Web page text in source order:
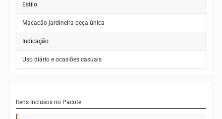
Estilo
Macacão jardineira peça única
Indicação
Uso diário e ocasiões casuais
Itens Inclusos no Pacote